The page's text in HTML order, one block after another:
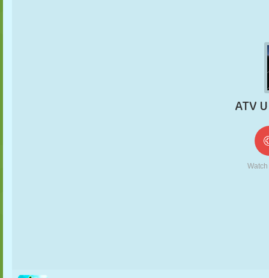
ROBOTS